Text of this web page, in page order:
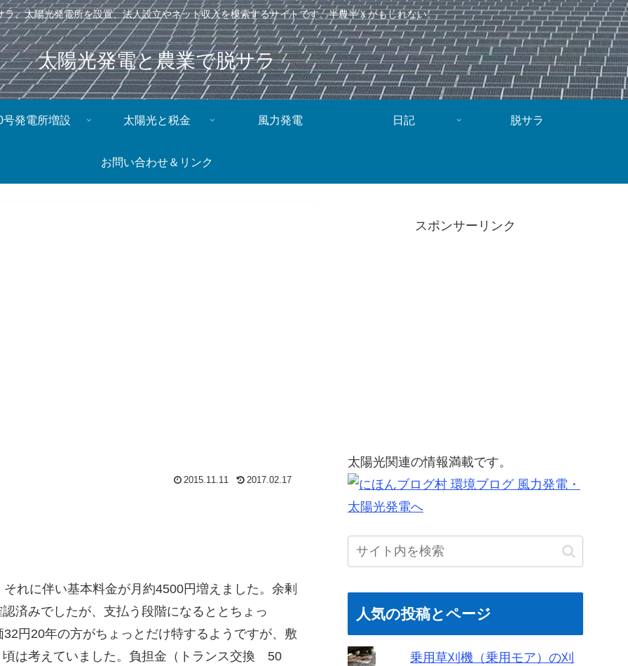
ラ、太陽光発電所を設置、法人設立やネット収入を模索するサイトです。半農半Ｘかもしれない。
太陽光発電と農業で脱サラ
号発電所増設 太陽光と税金 風力発電 日記 脱サラ
お問い合わせ＆リンク
2015.11.11 2017.02.17
れに伴い基本料金が月約4500円増えました。余剰
済みでしたが、支払う段階になるととちょっ
円20年の方がちょっとだけ特するようですが、敷
は考えていました。負担金（トランス交換 50
スポンサーリンク
太陽光関連の情報満載です。
人気の投稿とページ
乗用草刈機（乗用モア）の刈